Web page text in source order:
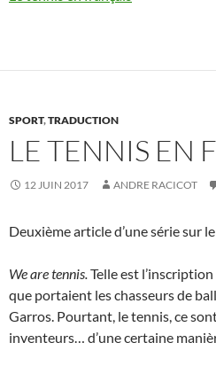
SPORT,TRADUCTION
LE TENNIS EN
12 JUIN 2017 ANDRE RACICOT
Deuxième article d’une série sur
We are tennis.Telle est
que portaient les chasseurs de
Garros. Pourtant, le tennis, ce
inventeurs… d’une certaine